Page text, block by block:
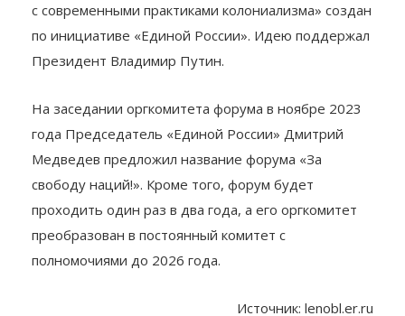
с современными практиками колониализма» создан
по инициативе «Единой России». Идею поддержал
Президент Владимир Путин.
На заседании оргкомитета форума в ноябре 2023
года Председатель «Единой России» Дмитрий
Медведев предложил название форума «За
свободу наций!». Кроме того, форум будет
проходить один раз в два года, а его оргкомитет
преобразован в постоянный комитет с
полномочиями до 2026 года.
Источник: lenobl.er.ru